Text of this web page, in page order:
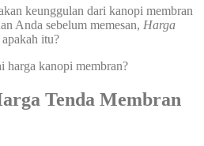
keunggulan dari kanopi membran
Anda sebelum memesan, Harga
itu?
harga kanopi membran?
Tenda Membran